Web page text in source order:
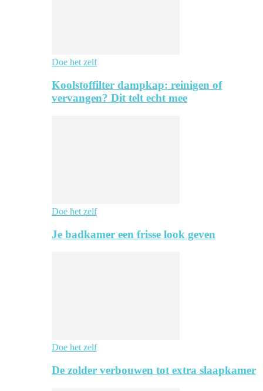
Doe het zelf
Koolstoffilter dampkap: reinigen of
vervangen? Dit telt echt mee
Doe het zelf
Je badkamer een frisse look geven
Doe het zelf
De zolder verbouwen tot extra slaapkamer